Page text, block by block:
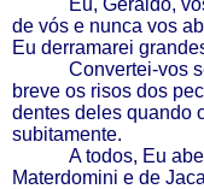
de vós e nunca vos
Eu derramarei
Convertei-vos
breve os risos dos
dentes deles quando
subitamente.
A todos, Eu
Materdomini e de